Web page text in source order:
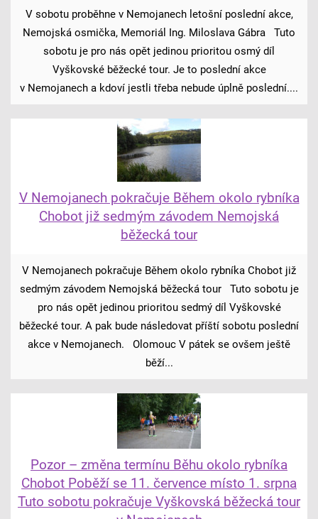
V sobotu proběhne v Nemojanech letošní poslední akce,
Nemojská osmička, Memoriál Ing. Miloslava Gábra Tuto
sobotu je pro nás opět jedinou prioritou osmý díl
Vyškovské běžecké tour. Je to poslední akce
v Nemojanech a kdoví jestli třeba nebude úplně poslední....
V Nemojanech pokračuje Během okolo rybníka
Chobot již sedmým závodem Nemojská
běžecká tour
V Nemojanech pokračuje Během okolo rybníka Chobot již
sedmým závodem Nemojská běžecká tour Tuto sobotu je
pro nás opět jedinou prioritou sedmý díl Vyškovské
běžecké tour. A pak bude následovat příští sobotu poslední
akce v Nemojanech. Olomouc V pátek se ovšem ještě
běží...
Pozor – změna termínu Běhu okolo rybníka
Chobot Poběží se 11. července místo 1. srpna
Tuto sobotu pokračuje Vyškovská běžecká tour